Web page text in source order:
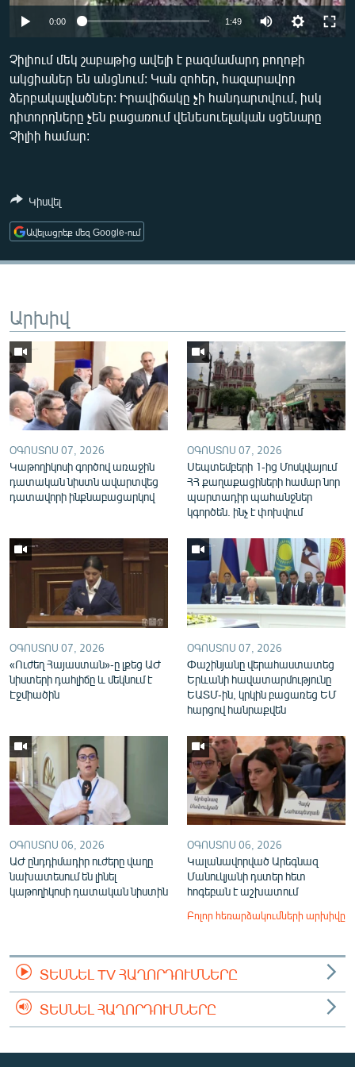
ՄԻՋԱԶԳԱՅԻՆ
ՄՇԱԿՈՒՅԹ
ՍՊՈՐՏ
ՄԵԿՆԱԲԱՆՈՒԹՅՈՒՆ
ՏՏ ԵՒ ԻՆՏԵՐՆԵՏ
ՏԵՍԱՆՅՈՒԹԵՐ
ԲԱՆԱՎԵՃ
Հայերեն
English
Русский
«Ազատության» բոլոր կայքերը
0:00 1:49
Չիլիում մեկ շաբաթից ավելի է բազմամարդ բողոքի
ակցիաներ են անցնում: Կան զոհեր, հազարավոր
ձերբակալվածներ: Իրավիճակը չի հանդարտվում, իսկ
դիտորդները չեն բացառում վենեսուելական սցենարը
Չիլիի համար:
Կիսվել
Ավելացրեք մեզ Google-ում
Արխիվ
ՕԳՈՍՏՈՍ 07, 2026
Կաթողիկոսի գործով առաջին
դատական նիստն ավարտվեց
դատավորի ինքնաբացարկով
ՕԳՈՍՏՈՍ 07, 2026
Սեպտեմբերի 1-ից Մոսկվայում
ՀՀ քաղաքացիների համար նոր
պարտադիր պահանջներ
կգործեն. ինչ է փոխվում
ՕԳՈՍՏՈՍ 07, 2026
«Ուժեղ Հայաստան»-ը լքեց ԱԺ
նիստերի դահլիճը և մեկնում է
Էջմիածին
ՕԳՈՍՏՈՍ 07, 2026
Փաշինյանը վերահաստատեց
Երևանի հավատարմությունը
ԵԱՏՄ-ին, կրկին բացառեց ԵՄ
հարցով հանրաքվեն
ՕԳՈՍՏՈՍ 06, 2026
ԱԺ ընդդիմադիր ուժերը վաղը
նախատեսում են լինել
կաթողիկոսի դատական նիստին
ՕԳՈՍՏՈՍ 06, 2026
Կալանավորված Արեգնազ
Մանուկյանի դստեր հետ
հոգեբան է աշխատում
Բոլոր հեռարձակումների արխիվը
ՏԵՍՆԵԼ TV ՀԱՂՈՐԴՈՒՄՆԵՐԸ
ՏԵՍՆԵԼ ՀԱՂՈՐԴՈՒՄՆԵՐԸ